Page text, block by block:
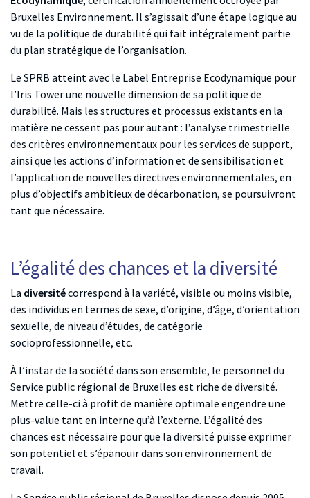
Bruxelles Environnement. Il s’agissait d’une étape logique au
vu de la politique de durabilité qui fait intégralement partie
du plan stratégique de l’organisation.
Le SPRB atteint avec le Label Entreprise Ecodynamique pour
l’Iris Tower une nouvelle dimension de sa politique de
durabilité. Mais les structures et processus existants en la
matière ne cessent pas pour autant : l’analyse trimestrielle
des critères environnementaux pour les services de support,
ainsi que les actions d’information et de sensibilisation et
l’application de nouvelles directives environnementales, en
plus d’objectifs ambitieux de décarbonation, se poursuivront
tant que nécessaire.
L’égalité des chances et la diversité
La diversitécorrespond à la variété, visible ou moins visible,
des individus en termes de sexe, d’origine, d’âge, d’orientation
sexuelle, de niveau d’études, de catégorie
socioprofessionnelle, etc.
À l’instar de la société dans son ensemble, le personnel du
Service public régional de Bruxelles est riche de diversité.
Mettre celle-ci à profit de manière optimale engendre une
plus-value tant en interne qu’à l’externe. L’égalité des
chances est nécessaire pour que la diversité puisse exprimer
son potentiel et s’épanouir dans son environnement de
travail.